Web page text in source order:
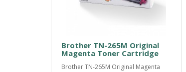
Brother TN-265M Original
Magenta Toner Cartridge
Brother TN-265M Original Magenta